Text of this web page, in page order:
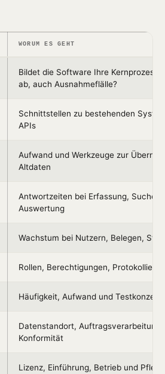
WORUM ES GEHT
Bildet die Software Ihre
ab, auch Ausnahmeflälle?
Schnittstellen zu bestehenden
APIs
Aufwand und Werkzeuge zur
Altdaten
Antwortzeiten bei Erfassung, Suche
Auswertung
Wachstum bei Nutzern, Belegen,
Rollen, Berechtigungen,
Häufigkeit, Aufwand und Testkonzept
Datenstandort, Auftragsverarbeitung,
Konformität
Lizenz, Einführung, Betrieb und